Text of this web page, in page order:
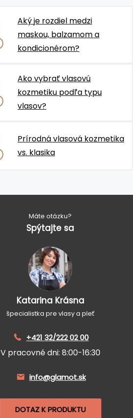
Aký je rozdiel medzi
maskou, balzamom a
kondicionérom?
Ako vybrať vlasovú
kozmetiku podľa typu
vlasov?
Prírodná vlasová kozmetika
vs. klasika
Máte otázku?
Spýtajte sa
Katarina Krásna
špecialistka pre vlasy a pleť
+421 32/222 02 00
V pracovné dni: 8:00-16:30
info@glamot.sk
DOTAZ K PRODUKTU